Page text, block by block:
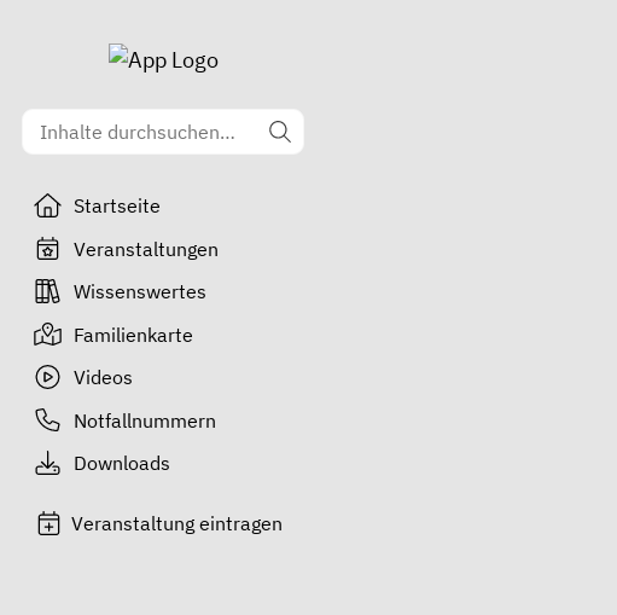
Startseite
Veranstaltungen
Wissenswertes
Familienkarte
Videos
Notfallnummern
Downloads
Veranstaltung eintragen